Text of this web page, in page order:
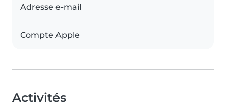
Adresse e-mail
Compte Apple
Activités